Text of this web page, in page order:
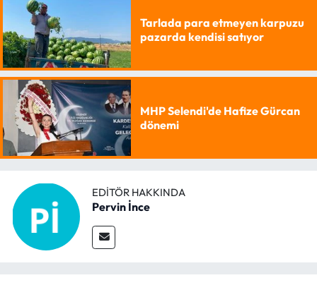
Tarlada para etmeyen karpuzu
pazarda kendisi satıyor
MHP Selendi'de Hafize Gürcan
dönemi
EDITÖR HAKKINDA
Pervin İnce